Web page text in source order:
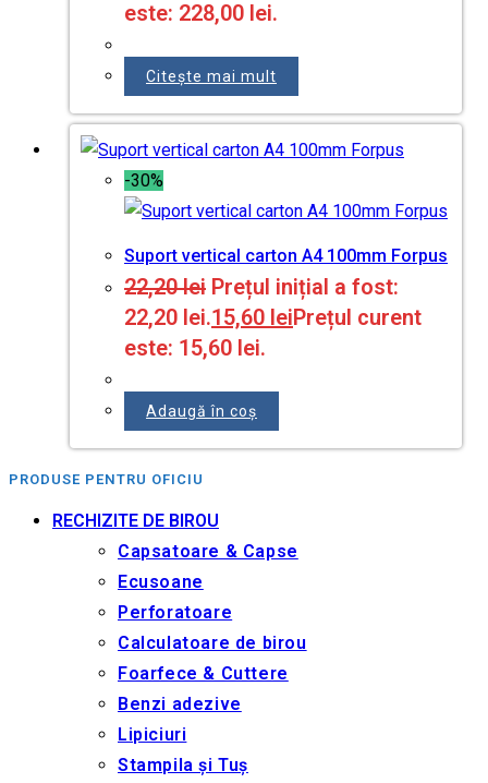
este: 228,00 lei.
Citește mai mult
-30%
Suport vertical carton A4 100mm Forpus
22,20lei Prețul inițial a fost:
22,20 lei.15,60 leiPrețul curent
este: 15,60 lei.
Adaugă în coș
PRODUSE PENTRU OFICIU
RECHIZITE DE BIROU
Capsatoare & Capse
Ecusoane
Perforatoare
Calculatoare de birou
Foarfece & Cuttere
Benzi adezive
Lipiciuri
Stampila și Tuș